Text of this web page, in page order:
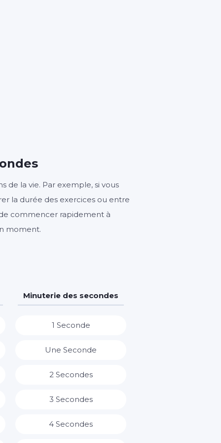
de la vie. Par exemple, si vous
la durée des exercices ou entre
commencer rapidement à
moment.
Minuterie des secondes
1 Seconde
Une Seconde
2 Secondes
3 Secondes
4 Secondes